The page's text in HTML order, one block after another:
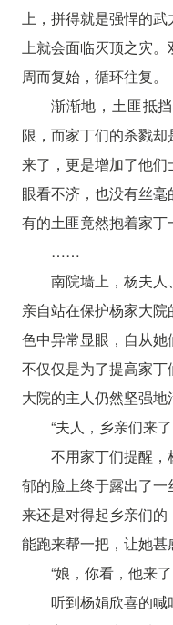
上，拼得就是强悍的
上就会面临灭顶之灾
周而复始，循环往复。
渐渐地，土匪抵
限，而家丁们的杀戮
来了，更是增加了他
眼看不济，也没有丝
有的土匪竟然抱着家丁
……
南院墙上，杨夫人
亲自站在保护杨家大
色中异常显眼，自从
不仅仅是为了提高家
大院的主人仍然坚强地
“夫人，乡亲们来
不用家丁们提醒
郁的脸上终于露出了
来还是对得起乡亲们
能跑来帮一把，让她甚
“娘，你看，他来
听到杨娟欣喜的